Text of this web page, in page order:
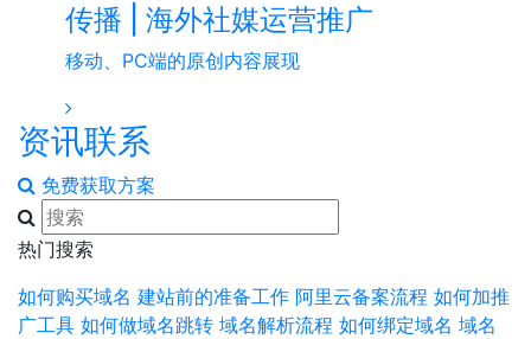
传播 | 海外社媒运营推广
移动、PC端的原创内容展现
资讯联系
免费获取方案
热门搜索
如何购买域名 建站前的准备工作 阿里云备案流程 如何加推
广工具 如何做域名跳转 域名解析流程 如何绑定域名 域名